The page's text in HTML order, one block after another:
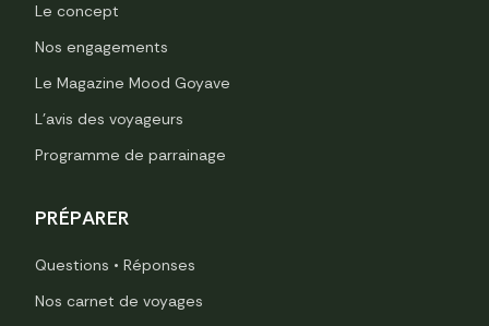
Le concept
Nos engagements
Le Magazine Mood Goyave
L’avis des voyageurs
Programme de parrainage
PRÉPARER
Questions • Réponses
Nos carnet de voyages